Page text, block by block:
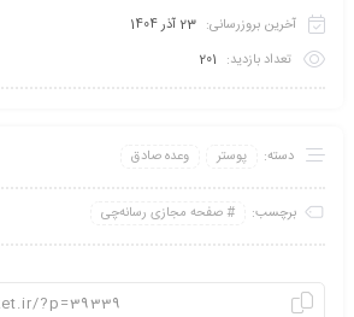
آخرین بروزرسانی: 23 آذر 1404
تعداد بازدید: 201
دسته: پوستر وعده صادق
برچسب: صفحه مجازی رسانه‌چی